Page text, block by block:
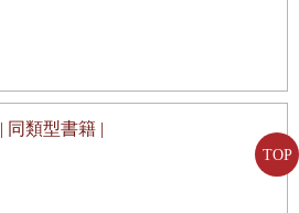
TOP
| 同類型書籍 |